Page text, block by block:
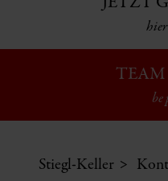
TEAM
Stiegl-Keller